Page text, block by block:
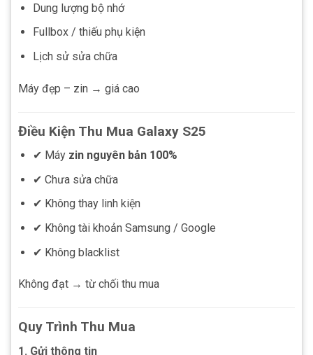
Dung lượng bộ nhớ
Fullbox / thiếu phụ kiện
Lịch sử sửa chữa
Máy đẹp – zin → giá cao
Điều Kiện Thu Mua Galaxy S25
✔ Máy zin nguyên bản 100%
✔ Chưa sửa chữa
✔ Không thay linh kiện
✔ Không tài khoản Samsung / Google
✔ Không blacklist
Không đạt → từ chối thu mua
Quy Trình Thu Mua
1. Gửi thông tin